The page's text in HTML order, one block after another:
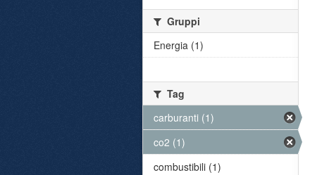
Gruppi
Energia (1)
Tag
carburanti (1)
co2 (1)
combustibili (1)